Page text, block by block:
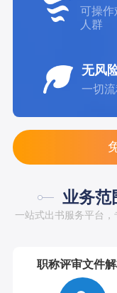
可操作
人群
无风
一切
业务范
一站式出书服务平台
职称评审文件